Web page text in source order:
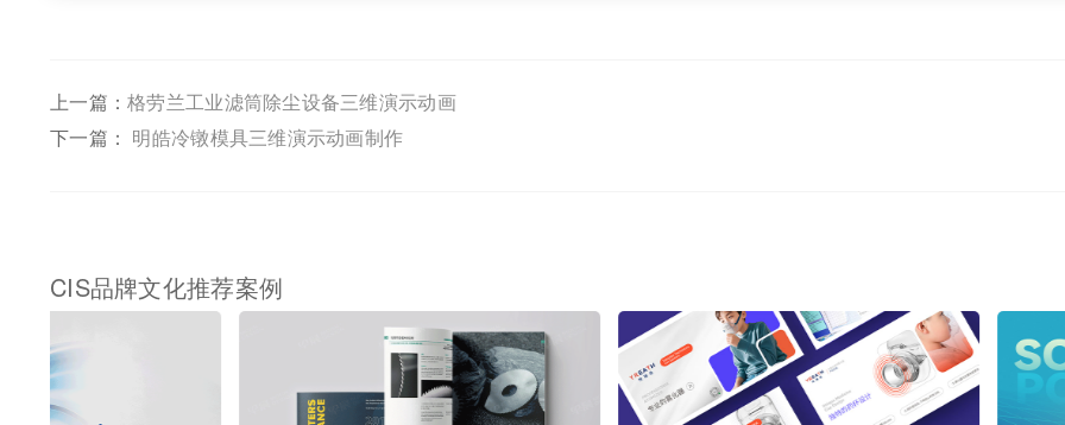
上一篇：格劳兰工业滤筒除尘设备三维演示动画
下一篇： 明皓冷镦模具三维演示动画制作
CIS品牌文化推荐案例